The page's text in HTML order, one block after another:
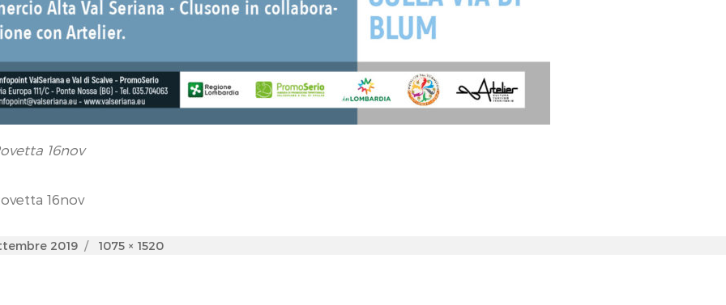
16nov
16nov
2019
Full
1075 × 1520